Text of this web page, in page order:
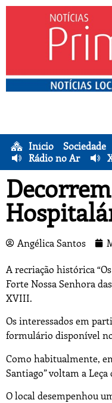
Início Sociedade
Rádio no Ar
Angélica Santos
A recriação histórica
Forte Nossa Senhora
XVIII.
Os interessados em
formulário disponível
Como habitualmente,
Santiago” voltam a
O local desempenhou